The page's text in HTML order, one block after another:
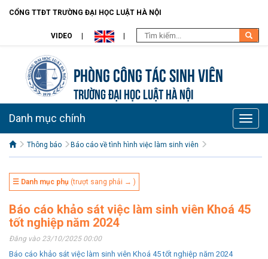
CỔNG TTĐT TRƯỜNG ĐẠI HỌC LUẬT HÀ NỘI
VIDEO
Phòng Công tác sinh viên
TRƯỜNG ĐẠI HỌC LUẬT HÀ NỘI
Toggle
Danh mục chính
Thông báo Báo cáo về tình hình việc làm sinh viên
☰ Danh mục phụ (trượt sang phải → )
Báo cáo khảo sát việc làm sinh viên Khoá 45
tốt nghiệp năm 2024
Đăng vào 23/10/2025 00:00
Báo cáo khảo sát việc làm sinh viên Khoá 45 tốt nghiệp năm 2024